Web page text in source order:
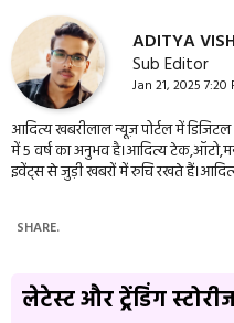
ADITYA
Sub Editor
Jan 21, 2025 7:20
आदित्य खबरीलाल न्यूज़ पोर्टल में डिजिटल
में 5 वर्ष का अनुभव है।आदित्य
इवेंट्स से जुड़ी खबरों में रुचि रखते
SHARE.
लेटेस्ट और ट्रेंडिंग